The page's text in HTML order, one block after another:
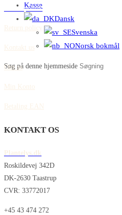
Kasse
Dansk
Svenska
Norsk bokmål
Søg på denne hjemmeside
Cookiepolitik
Return policy
Kontakt us
Om os
Min Konto
Betaling EAN
KONTAKT OS
Plantelys.dk
Roskildevej 342D
DK-2630 Taastrup
CVR: 33772017
+45 43 474 272